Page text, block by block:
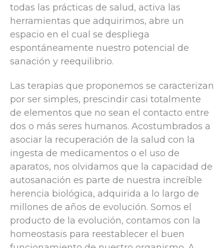
todas las prácticas de salud, activa las
herramientas que adquirimos, abre un
espacio en el cual se despliega
espontáneamente nuestro potencial de
sanación y reequilibrio.
Las terapias que proponemos se caracterizan
por ser simples, prescindir casi totalmente
de elementos que no sean el contacto entre
dos o más seres humanos. Acostumbrados a
asociar la recuperación de la salud con la
ingesta de medicamentos o el uso de
aparatos, nos olvidamos que la capacidad de
autosanación es parte de nuestra increíble
herencia biológica, adquirida a lo largo de
millones de años de evolución. Somos el
producto de la evolución, contamos con la
homeostasis para reestablecer el buen